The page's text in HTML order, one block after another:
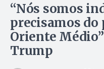
“Nós somos
precisamos do
Oriente
Trump